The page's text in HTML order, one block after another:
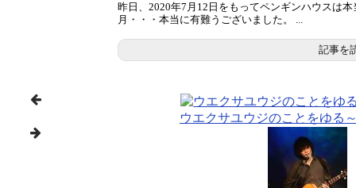
昨日、2020年7月12日をもってペンギンハウスは
月・・・本当に有難うございました。 ...
記事を
ウエクサユウジのことをゆる